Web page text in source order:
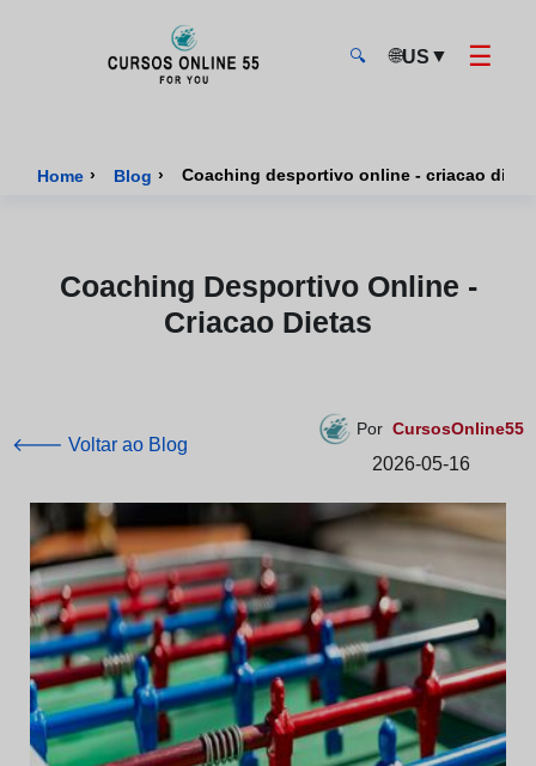
🔍 🌐US ▼ ☰
Home › Blog › Coaching desportivo online - criacao
Coaching Desportivo Online -
Criacao Dietas
🡐 Voltar ao Blog
Por CursosOnline55
2026-05-16